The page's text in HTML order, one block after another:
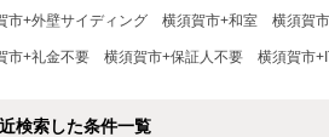
市+外壁サイディング 横須賀市+和室 横須賀
市+礼金不要 横須賀市+保証人不要 横須賀市
検索した条件一覧